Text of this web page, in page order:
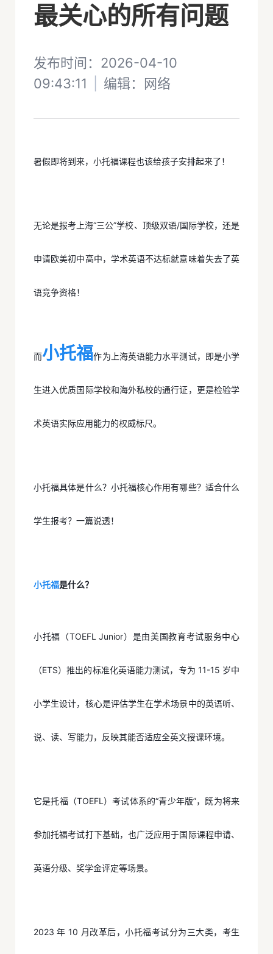
最关心的所有问题
发布时间：2026-04-10
09:43:11
编辑： 网络
暑假即将到来，小托福课程也该给孩子安排起来了！
无论是报考上海“三公”学校、顶级双语/国际学校，还是
申请欧美初中高中，学术英语不达标就意味着失去了英
语竞争资格！
而小托福作为上海英语能力水平测试，即是小学
生进入优质国际学校和海外私校的通行证，更是检验学
术英语实际应用能力的权威标尺。
小托福具体是什么？小托福核心作用有哪些？适合什么
学生报考？一篇说透！
小托福是什么？
小托福（TOEFL Junior）是由美国教育考试服务中心
（ETS）推出的标准化英语能力测试，专为 11-15 岁中
小学生设计，核心是评估学生在学术场景中的英语听、
说、读、写能力，反映其能否适应全英文授课环境。
它是托福（TOEFL）考试体系的“青少年版”，既为将来
参加托福考试打下基础，也广泛应用于国际课程申请、
英语分级、奖学金评定等场景。
2023 年 10 月改革后，小托福考试分为三大类，考生